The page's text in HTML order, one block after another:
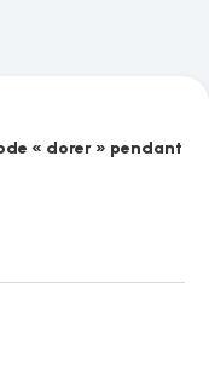
« dorer » pendant